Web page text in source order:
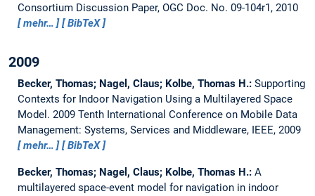
Consortium Discussion Paper, OGC Doc. No. 09-104r1, 2010
mehr…
BibTeX
2009
Becker, Thomas; Nagel, Claus; Kolbe, Thomas H.: Supporting
Contexts for Indoor Navigation Using a Multilayered Space
Model. 2009 Tenth International Conference on Mobile Data
Management: Systems, Services and Middleware, IEEE, 2009
mehr…
BibTeX
Becker, Thomas; Nagel, Claus; Kolbe, Thomas H.: A
multilayered space-event model for navigation in indoor